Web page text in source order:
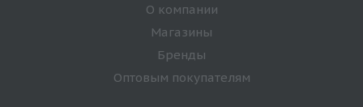
О компании
Магазины
Бренды
Оптовым покупателям